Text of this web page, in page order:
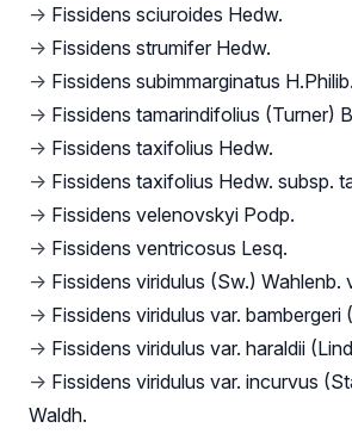
→ Fissidens sciuroides Hedw.
→ Fissidens strumifer Hedw.
→ Fissidens subimmarginatus H.Philib.
→ Fissidens tamarindifolius (Turner)
→ Fissidens taxifolius Hedw.
→ Fissidens taxifolius Hedw. subsp.
→ Fissidens velenovskyi Podp.
→ Fissidens ventricosus Lesq.
→ Fissidens viridulus (Sw.) Wahlenb.
→ Fissidens viridulus var. bambergeri
→ Fissidens viridulus var. haraldii
→ Fissidens viridulus var. incurvus
Waldh.